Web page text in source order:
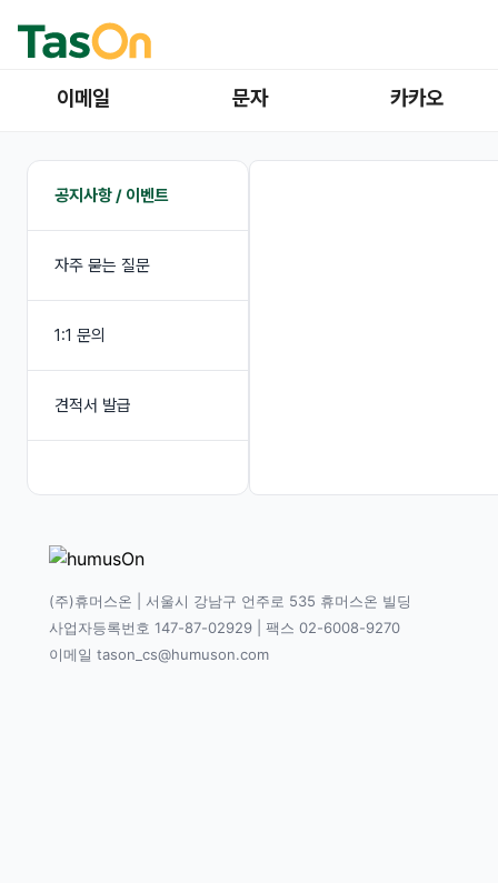
이메일 문자 카카오
공지사항 / 이벤트
자주 묻는 질문
1:1 문의
견적서 발급
(주)휴머스온 | 서울시 강남구 언주로 535 휴머스온 빌딩
사업자등록번호 147-87-02929 | 팩스 02-6008-9270
이메일 tason_cs@humuson.com